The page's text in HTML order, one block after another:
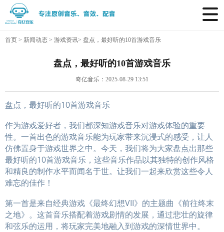
首页 > 新闻动态 > 游戏资讯> 盘点，最好听的10首游戏音乐
盘点，最好听的10首游戏音乐
奇亿音乐：2025-08-29 13:51
盘点，最好听的10首游戏音乐
作为游戏爱好者，我们都深知游戏音乐对游戏体验的重要
性。一首出色的游戏音乐能为玩家带来沉浸式的感受，让人
仿佛置身于游戏世界之中。今天，我们将为大家盘点出那些
最好听的10首游戏音乐，这些音乐作品以其独特的创作风格
和精良的制作水平而闻名于世。让我们一起来欣赏这些令人
难忘的佳作！
第一首是来自经典游戏《最终幻想VII》的主题曲《前往终末
之地》。这首音乐搭配着游戏剧情的发展，通过悲壮的旋律
和弦乐的运用，将玩家完美地融入到游戏的深情世界中。